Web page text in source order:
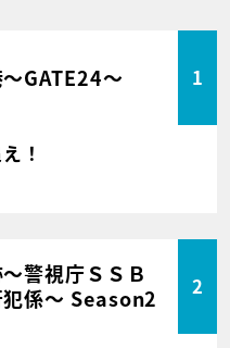
GATE24～ 1
！
警視庁ＳＳＢ
犯係～ Season2
2